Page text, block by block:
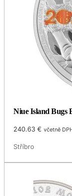
Niue Island Bugs
240.63€ včetně
Stříbro